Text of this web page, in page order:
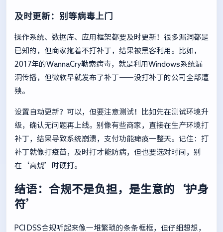
及时更新：别等病毒上门
操作系统、数据库、应用框架都要及时更新！很多漏洞都是
已知的，但商家拖着不打补丁，结果被黑客利用。比如，
2017年的WannaCry勒索病毒，就是利用Windows系统漏
洞传播，但微软早就发布了补丁——没打补丁的公司全部遭
殃。
设置自动更新？可以，但要注意测试！比如先在测试环境升
级，确认无问题再上线。别像有些商家，直接在生产环境打
补丁，结果导致系统崩溃，支付功能瘫痪一整天。记住：打
补丁就像打疫苗，及时打才能防病，但也要选对时间，别
在‘高烧’时硬打。
结语：合规不是负担，是生意的‘护身
符’
PCI DSS合规听起来像一堆繁琐的条条框框，但仔细想想，